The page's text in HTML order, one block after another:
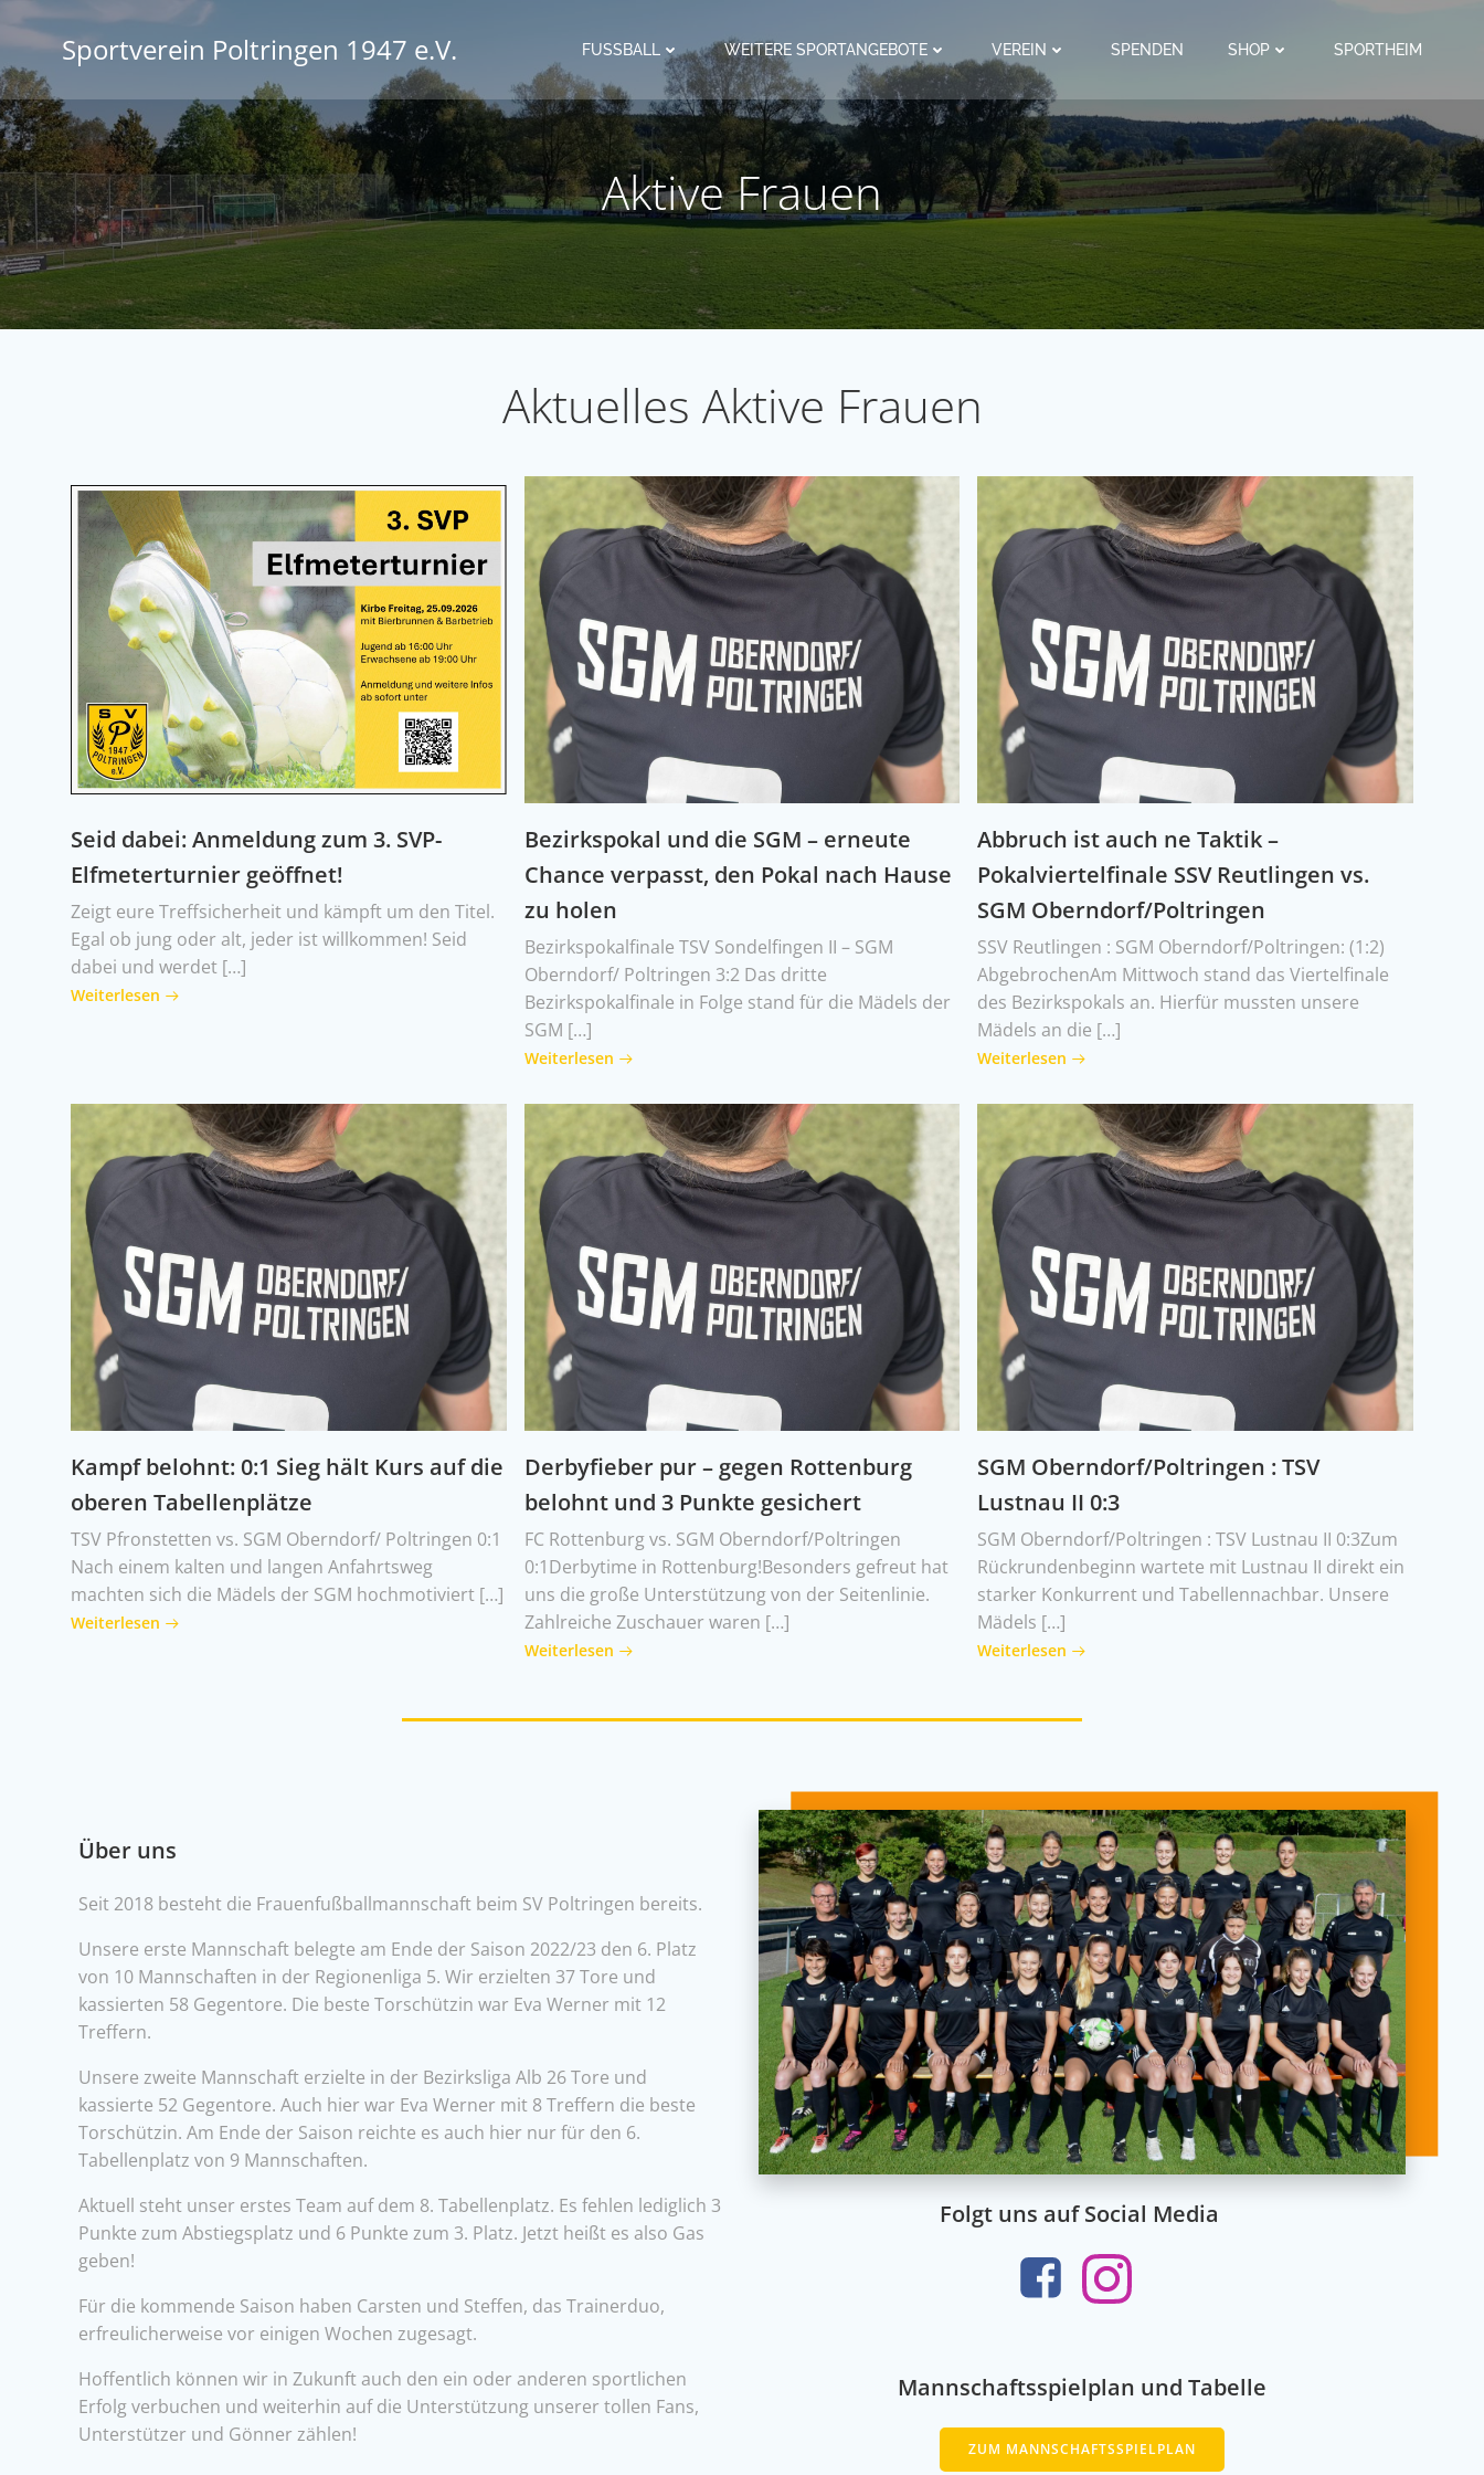
Inhalt
springenSportverein Poltringen 1947 e.V. FUSSBALL WEITERE SPORTANGEBOTE VEREIN SPENDEN SHOP SPORTHEIM
Aktive Frauen
Aktuelles Aktive Frauen
Seid dabei: Anmeldung zum 3. SVP-
Elfmeterturnier geöffnet!
Zeigt eure Treffsicherheit und kämpft um den Titel.
Egal ob jung oder alt, jeder ist willkommen! Seid
dabei und werdet […]
Weiterlesen
Bezirkspokal und die SGM – erneute
Chance verpasst, den Pokal nach Hause
zu holen
Bezirkspokalfinale TSV Sondelfingen II – SGM
Oberndorf/ Poltringen 3:2 Das dritte
Bezirkspokalfinale in Folge stand für die Mädels der
SGM […]
Weiterlesen
Abbruch ist auch ne Taktik –
Pokalviertelfinale SSV Reutlingen vs.
SGM Oberndorf/Poltringen
SSV Reutlingen : SGM Oberndorf/Poltringen: (1:2)
AbgebrochenAm Mittwoch stand das Viertelfinale
des Bezirkspokals an. Hierfür mussten unsere
Mädels an die […]
Weiterlesen
Kampf belohnt: 0:1 Sieg hält Kurs auf die
oberen Tabellenplätze
TSV Pfronstetten vs. SGM Oberndorf/ Poltringen 0:1
Nach einem kalten und langen Anfahrtsweg
machten sich die Mädels der SGM hochmotiviert […]
Weiterlesen
Derbyfieber pur – gegen Rottenburg
belohnt und 3 Punkte gesichert
FC Rottenburg vs. SGM Oberndorf/Poltringen
0:1Derbytime in Rottenburg!Besonders gefreut hat
uns die große Unterstützung von der Seitenlinie.
Zahlreiche Zuschauer waren […]
Weiterlesen
SGM Oberndorf/Poltringen : TSV
Lustnau II 0:3
SGM Oberndorf/Poltringen : TSV Lustnau II 0:3Zum
Rückrundenbeginn wartete mit Lustnau II direkt ein
starker Konkurrent und Tabellennachbar. Unsere
Mädels […]
Weiterlesen
Über uns
Seit 2018 besteht die Frauenfußballmannschaft beim SV Poltringen bereits.
Unsere erste Mannschaft belegte am Ende der Saison 2022/23 den 6. Platz
von 10 Mannschaften in der Regionenliga 5. Wir erzielten 37 Tore und
kassierten 58 Gegentore. Die beste Torschützin war Eva Werner mit 12
Treffern.
Unsere zweite Mannschaft erzielte in der Bezirksliga Alb 26 Tore und
kassierte 52 Gegentore. Auch hier war Eva Werner mit 8 Treffern die beste
Torschützin. Am Ende der Saison reichte es auch hier nur für den 6.
Tabellenplatz von 9 Mannschaften.
Aktuell steht unser erstes Team auf dem 8. Tabellenplatz. Es fehlen lediglich 3
Punkte zum Abstiegsplatz und 6 Punkte zum 3. Platz. Jetzt heißt es also Gas
geben!
Für die kommende Saison haben Carsten und Steffen, das Trainerduo,
erfreulicherweise vor einigen Wochen zugesagt.
Hoffentlich können wir in Zukunft auch den ein oder anderen sportlichen
Erfolg verbuchen und weiterhin auf die Unterstützung unserer tollen Fans,
Unterstützer und Gönner zählen!
Folgt uns auf Social Media
Mannschaftsspielplan und Tabelle
ZUM MANNSCHAFTSSPIELPLAN